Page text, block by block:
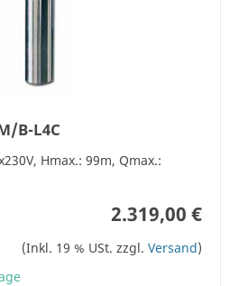
B-L4C
Hmax.: 99m, Qmax.:
2.319,00 €
(Inkl. 19 % USt. zzgl. Versand)